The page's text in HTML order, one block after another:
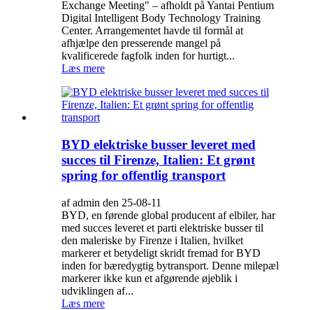
Exchange Meeting" – afholdt på Yantai Pentium
Digital Intelligent Body Technology Training
Center. Arrangementet havde til formål at
afhjælpe den presserende mangel på
kvalificerede fagfolk inden for hurtigt...
Læs mere
BYD elektriske busser leveret med
succes til Firenze, Italien: Et grønt
spring for offentlig transport
af admin den 25-08-11
BYD, en førende global producent af elbiler, har
med succes leveret et parti elektriske busser til
den maleriske by Firenze i Italien, hvilket
markerer et betydeligt skridt fremad for BYD
inden for bæredygtig bytransport. Denne milepæl
markerer ikke kun et afgørende øjeblik i
udviklingen af...
Læs mere